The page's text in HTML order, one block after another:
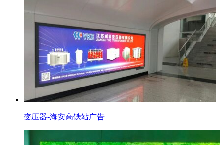
变压器-海安高铁站广告